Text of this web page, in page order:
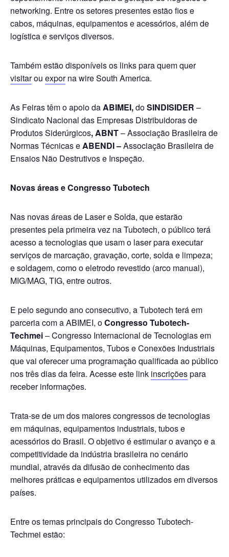
networking. Entre os setores presentes estão fios e
cabos, máquinas, equipamentos e acessórios, além de
logística e serviços diversos.
Também estão disponíveis os links para quem quer
visitarou exporna wire South America.
As Feiras têm o apoio daABIMEI,doSINDISIDER –
Sindicato Nacional das Empresas Distribuidoras de
Produtos Siderúrgicos, ABNT– Associação Brasileira de
Normas Técnicas eABENDI –Associação Brasileira de
Ensaios Não Destrutivos e Inspeção.
Novas áreas e Congresso Tubotech
Nas novas áreas de Laser e Solda, que estarão
presentes pela primeira vez na Tubotech, o público terá
acesso a tecnologias que usam o laser para executar
serviços de marcação, gravação, corte, solda e limpeza;
e soldagem, como o eletrodo revestido (arco manual),
MIG/MAG, TIG, entre outros.
E pelo segundo ano consecutivo, a Tubotech terá em
parceria com a ABIMEI, oCongresso Tubotech-
Techmei– Congresso Internacional de Tecnologias em
Máquinas, Equipamentos, Tubos e Conexões Industriais
que vai oferecer uma programação qualificada ao público
nos três dias da feira. Acesse este link inscriçõespara
receber informações.
Trata-se de um dos maiores congressos de tecnologias
em máquinas, equipamentos industriais, tubos e
acessórios do Brasil. O objetivo é estimular o avanço e a
competitividade da indústria brasileira no cenário
mundial, através da difusão de conhecimento das
melhores práticas e equipamentos utilizados em diversos
países.
Entre os temas principais do Congresso Tubotech-
Techmei estão: